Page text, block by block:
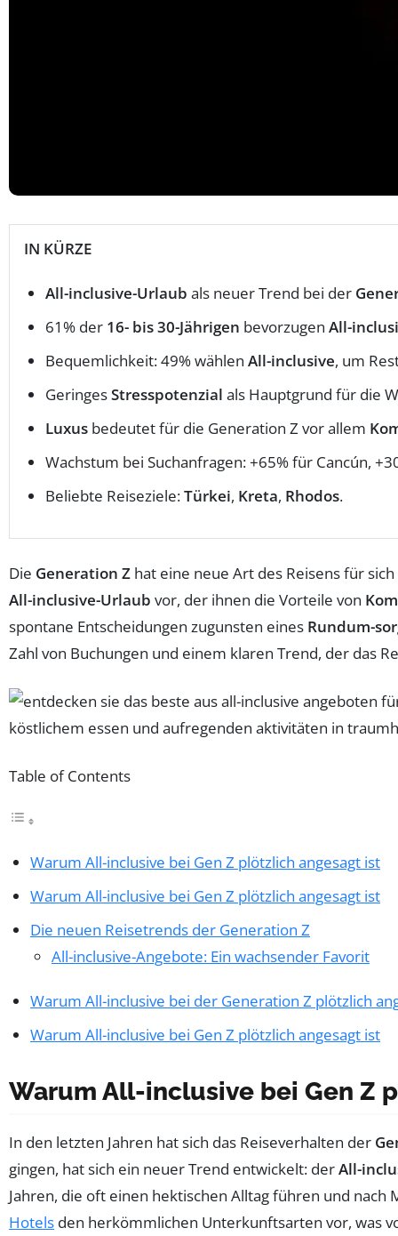
IN KÜRZE
All-inclusive-Urlaub als neuer Trend bei der
61% der 16- bis 30-Jährigen bevorzugen All-
Bequemlichkeit: 49% wählen All-inclusive, um
GeringesStresspotenzial als Hauptgrund für die
Luxus bedeutet für die Generation Z vor allem
Wachstum bei Suchanfragen: +65% für Cancún,
Beliebte Reiseziele:Türkei, Kreta, Rhodos.
Die Generation Z hat eine neue Art des Reisens für
All-inclusive-Urlaub vor, der ihnen die Vorteile von
spontane Entscheidungen zugunsten eines Rundum-
Zahl von Buchungen und einem klaren Trend, der das
Table of Contents
Warum All-inclusive bei Gen Z plötzlich angesagt ist
Warum All-inclusive bei Gen Z plötzlich angesagt ist
Die neuen Reisetrends der Generation Z
All-inclusive-Angebote: Ein wachsender Favorit
Warum All-inclusive bei der Generation Z plötzlich
Warum All-inclusive bei Gen Z plötzlich angesagt ist
Warum All-inclusive bei Gen Z
In den letzten Jahren hat sich das Reiseverhalten der
gingen, hat sich ein neuer Trend entwickelt: derAll-
Jahren, die oft einen hektischen Alltag führen und nach
Hotels den herkömmlichen Unterkunftsarten vor, was